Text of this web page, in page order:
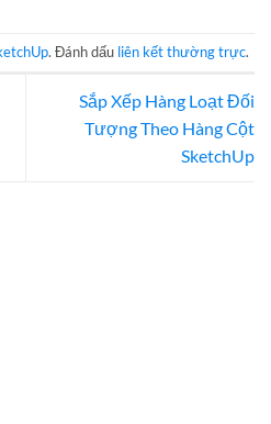
. Đánh dấu liên kết thường trực.
Sắp Xếp Hàng Loạt Đối
Tượng Theo Hàng Cột
SketchUp